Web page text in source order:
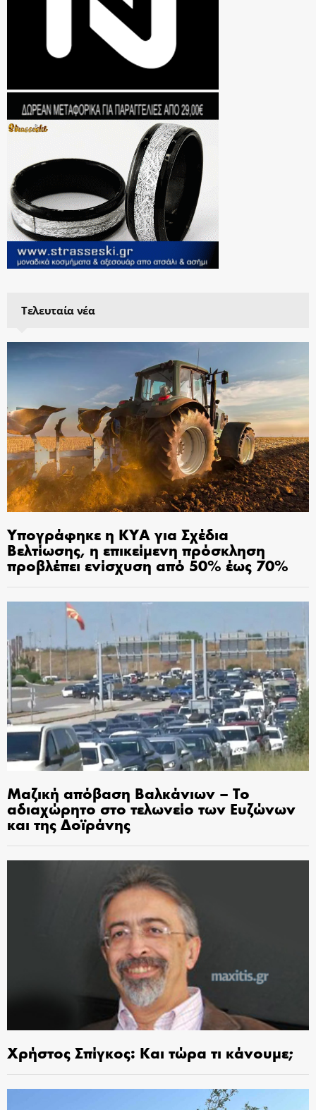
Τελευταία νέα
Υπογράφηκε η ΚΥΑ για Σχέδια
Βελτίωσης, η επικείμενη πρόσκληση
προβλέπει ενίσχυση από 50% έως 70%
Μαζική απόβαση Βαλκάνιων – Το
αδιαχώρητο στο τελωνείο των Ευζώνων
και της Δοϊράνης
Χρήστος Σπίγκος: Και τώρα τι κάνουμε;